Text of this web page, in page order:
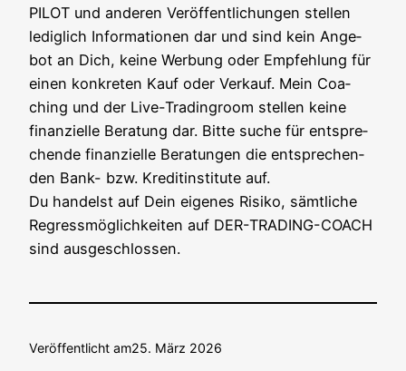
PILOT und ande­ren Ver­öf­fent­li­chun­gen stel­len
ledig­lich Infor­ma­tio­nen dar und sind kein Ange­
bot an Dich, kei­ne Wer­bung oder Emp­feh­lung für
einen kon­kre­ten Kauf oder Ver­kauf. Mein Coa­
ching und der Live-Tra­din­g­room stel­len kei­ne
finan­zi­el­le Bera­tung dar. Bit­te suche für ent­spre­
chen­de finan­zi­el­le Bera­tun­gen die ent­spre­chen­
den Bank- bzw. Kre­dit­in­sti­tu­te auf.
Du han­delst auf Dein eige­nes Risi­ko, sämt­li­che
Regress­mög­lich­kei­ten auf DER-TRADING-COACH
sind ausgeschlossen.
Veröffentlicht am25. März 2026